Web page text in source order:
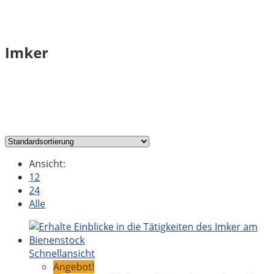
Imker
Ansicht:
12
24
Alle
Schnellansicht
Angebot!